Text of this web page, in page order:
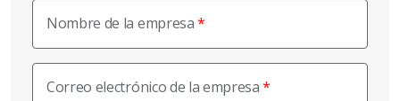
Nombre de la empresa
Correo electrónico de la empresa